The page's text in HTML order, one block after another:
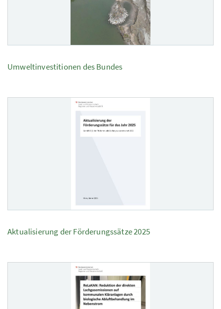
Umweltinvestitionen des Bundes
Aktualisierung der Förderungssätze 2025